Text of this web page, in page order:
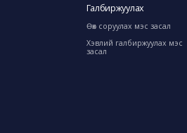
Галбиржуулах
Өөх соруулах мэс засал
Хэвлий галбиржуулах мэс
засал